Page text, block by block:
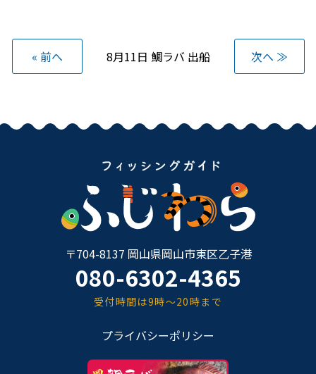
« 前へ 8月11日 鯛ラバ 出船 次へ ≫
〒704-8137 岡山県岡山市東区乙子港
080-6302-4365
受付時間は9時～20時まで
プライバシーポリシー